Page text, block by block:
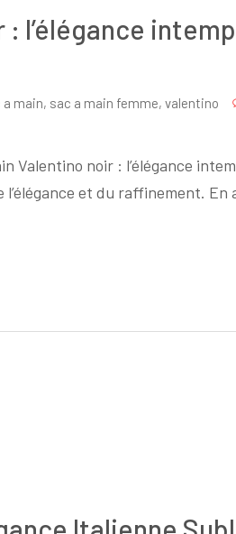
: l’élégance
a main, sac a main femme, valentino
Valentino noir : l’élégance
et du raffinement. En